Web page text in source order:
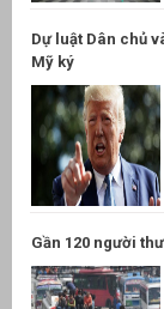
Dự luật Dân chủ
Mỹ ký
Gần 120 người